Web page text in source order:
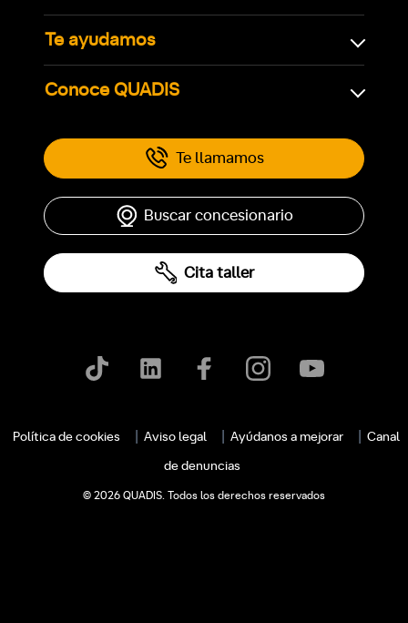
Te ayudamos
Conoce QUADIS
Te llamamos
Buscar concesionario
Cita taller
Política de cookies Aviso legal Ayúdanos a mejorar Canal
de denuncias
© 2026 QUADIS. Todos los derechos reservados